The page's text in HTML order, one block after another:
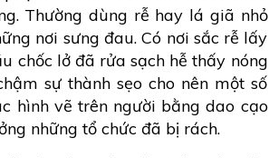
Thường dùng rễ hay lá giã nhỏ
nơi sưng đau. Có nơi sắc rễ lấy
chốc lở đã rửa sạch hễ thấy nóng
sự thành sẹo cho nên một số
hình vẽ trên người bằng dao cạo
những tổ chức đã bị rách.